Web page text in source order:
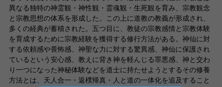
異なる独特の神霊観・神性観・霊魂観・生死観を育み、宗教観念
と宗教思想の体系を形成した。この上に道教の教義が形成され、
多くの経典が蓄積された。五つ目に、教徒の宗教感情と宗教体験
を育成するために宗教経験を獲得する修行方法がある。神仙に対
する依頼感や畏怖感、神聖な力に対する驚異感、神仙に保護され
ているという安心感、教えに背き神を軽んじる罪悪感、神と交わ
り一つになった神秘体験などを道士に持たせようとするその修養
方法とは、天人合一・返樸帰真・人と道の一体化を追及すること